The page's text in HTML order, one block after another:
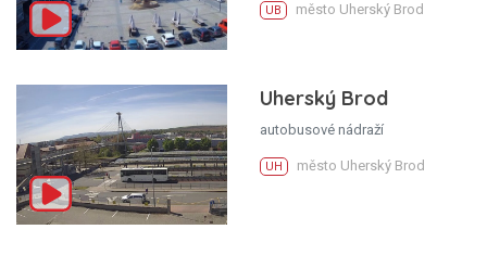
UB město Uherský Brod
Uherský Brod
autobusové nádraží
UH město Uherský Brod